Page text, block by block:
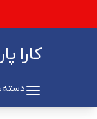
کارا